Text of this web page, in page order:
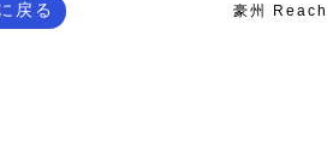
戻る 豪州